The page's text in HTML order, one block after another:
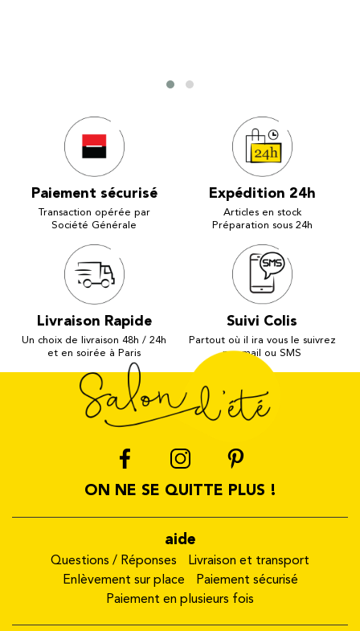
Paiement sécurisé
Transaction opérée par
Société Générale
Expédition 24h
Articles en stock
Préparation sous 24h
Livraison Rapide
Un choix de livraison 48h / 24h
et en soirée à Paris
Suivi Colis
Partout où il ira vous le suivrez
par mail ou SMS
ON NE SE QUITTE PLUS !
aide
Questions / Réponses
Livraison et transport
Enlèvement sur place
Paiement sécurisé
Paiement en plusieurs fois